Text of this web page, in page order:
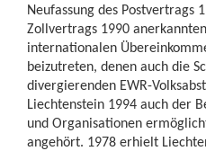
Neufassung des Postvertrags
Zollvertrags 1990
internationalen
beizutreten, denen auch die
divergierenden EWR-
Liechtenstein 1994 auch der
und Organisationen
angehört. 1978 erhielt